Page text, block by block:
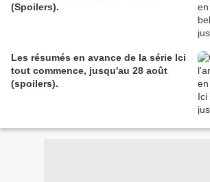
(Spoilers).
Les résumés en avance de la série Ici
tout commence, jusqu'au 28 août
(spoilers).